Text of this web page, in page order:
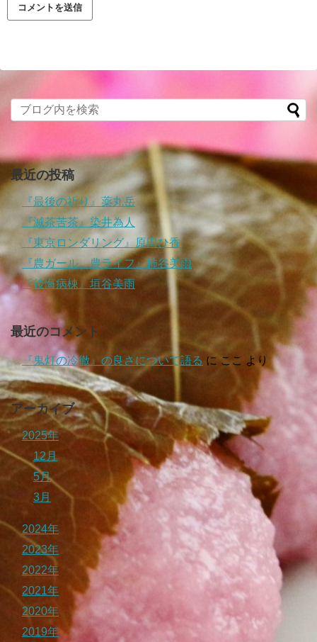
最近の投稿
『最後の祈り』薬丸岳
『滅茶苦茶』染井為人
『東京ロンダリング』原田ひ香
『農ガール、農ライフ』柿谷美雨
『後悔病棟』垣谷美雨
最近のコメント
『鬼灯の冷徹』の良さについて語る にここ より
アーカイブ
2025年
12月
5月
3月
2024年
2023年
2022年
2021年
2020年
2019年